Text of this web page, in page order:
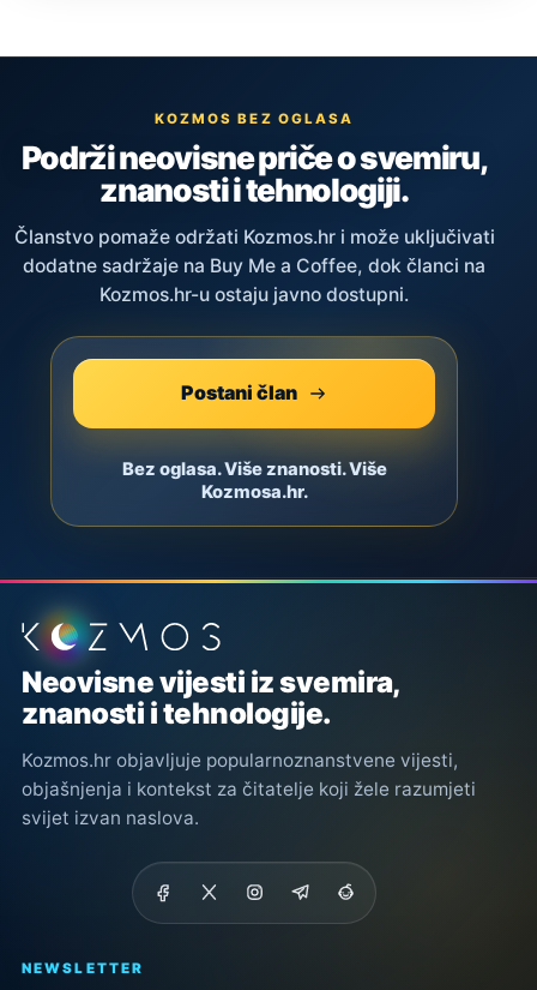
KOZMOS BEZ OGLASA
Podrži neovisne priče o svemiru,
znanosti i tehnologiji.
Članstvo pomaže održati Kozmos.hr i može uključivati
dodatne sadržaje na Buy Me a Coffee, dok članci na
Kozmos.hr-u ostaju javno dostupni.
Postani član
Bez oglasa. Više znanosti. Više
Kozmosa.hr.
Podnožje stranice
Neovisne vijesti iz svemira,
znanosti i tehnologije.
Kozmos.hr objavljuje popularnoznanstvene vijesti,
objašnjenja i kontekst za čitatelje koji žele razumjeti
svijet izvan naslova.
NEWSLETTER